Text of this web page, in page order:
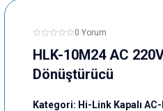
0 Yorum
HLK-10M24 AC
Dönüştürücü
Kategori: Hi-Link Kapalı